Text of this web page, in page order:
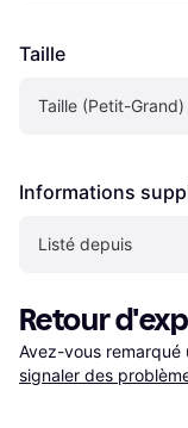
Taille
Taille (Petit-Grand)
Informations
Listé depuis
Retour
Avez-vous remarqué
signaler des